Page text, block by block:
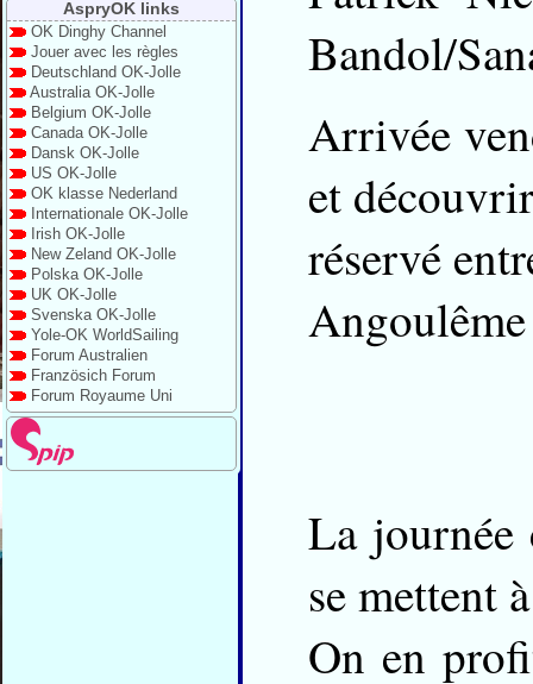
AspryOK links
OK Dinghy Channel
Jouer avec les règles
Deutschland OK-Jolle
Australia OK-Jolle
Belgium OK-Jolle
Canada OK-Jolle
Dansk OK-Jolle
US OK-Jolle
OK klasse Nederland
Internationale OK-Jolle
Irish OK-Jolle
New Zeland OK-Jolle
Polska OK-Jolle
UK OK-Jolle
Svenska OK-Jolle
Yole-OK WorldSailing
Forum Australien
Französich Forum
Forum Royaume Uni
Bandol/
Arrivée
et
réservé
La journée
se mettent
On en